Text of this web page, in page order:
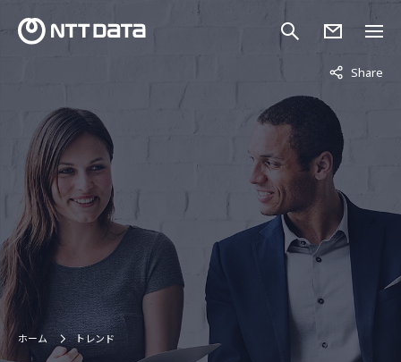
Share
非表示中
ホーム トレンド